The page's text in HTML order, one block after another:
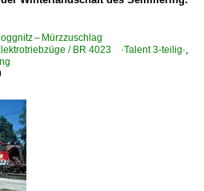
– Mürzzuschlag
/ BR 4023 ·Talent 3-teilig·,